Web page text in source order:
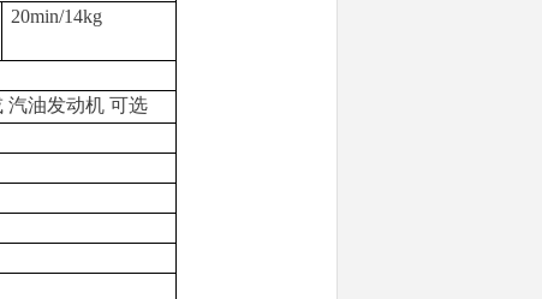
20min/14kg
汽油发动机 可选